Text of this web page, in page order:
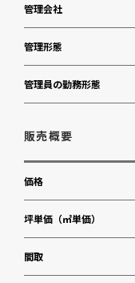
管理会社
管理形態
管理員の勤務形態
販売概要
価格
坪単価（㎡単価）
間取